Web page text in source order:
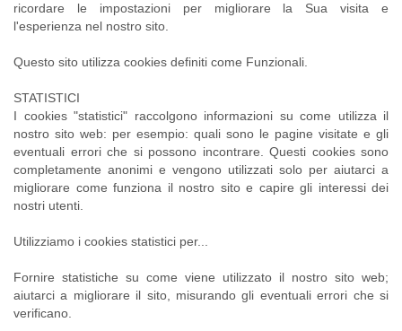
ricordare le impostazioni per migliorare la Sua visita e
l'esperienza nel nostro sito.
Questo sito utilizza cookies definiti come Funzionali
STATISTICI
I cookies "statistici" raccolgono informazioni su come utilizza il
nostro sito web: per esempio: quali sono le pagine visitate e gli
eventuali errori che si possono incontrare. Questi cookies sono
completamente anonimi e vengono utilizzati solo per aiutarci a
migliorare come funziona il nostro sito e capire gli interessi dei
nostri utenti.
Utilizziamo i cookies statistici per...
Fornire statistiche su come viene utilizzato il nostro sito web;
aiutarci a migliorare il sito, misurando gli eventuali errori che si
verificano.